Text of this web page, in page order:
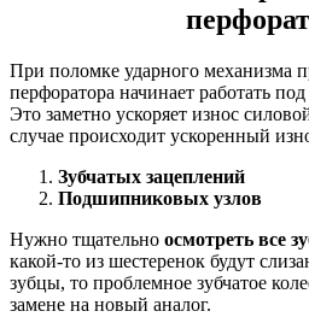
При поломке ударного механизма
перфоратора начинает работать
Это заметно ускоряет износ
случае происходит ускоренный
Зубчатых зацеплений
Подшипниковых узлов
Нужно тщательно осмотреть все
какой-то из шестеренок будут
зубцы, то проблемное зубчатое
замене на новый аналог.